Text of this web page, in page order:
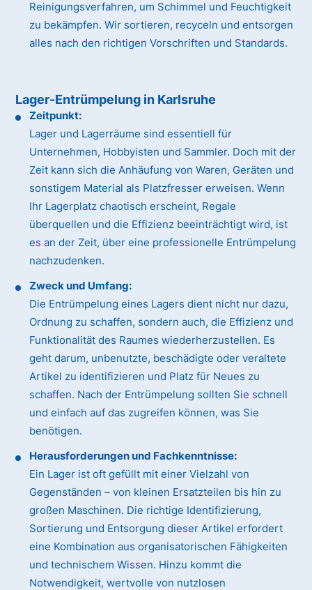
Reinigungsverfahren, um Schimmel und Feuchtigkeit
zu bekämpfen. Wir sortieren, recyceln und entsorgen
alles nach den richtigen Vorschriften und Standards.
Lager-Entrümpelung in Karlsruhe
Zeitpunkt:
Lager und Lagerräume sind essentiell für
Unternehmen, Hobbyisten und Sammler. Doch mit der
Zeit kann sich die Anhäufung von Waren, Geräten und
sonstigem Material als Platzfresser erweisen. Wenn
Ihr Lagerplatz chaotisch erscheint, Regale
überquellen und die Effizienz beeinträchtigt wird, ist
es an der Zeit, über eine professionelle Entrümpelung
nachzudenken.
Zweck und Umfang:
Die Entrümpelung eines Lagers dient nicht nur dazu,
Ordnung zu schaffen, sondern auch, die Effizienz und
Funktionalität des Raumes wiederherzustellen. Es
geht darum, unbenutzte, beschädigte oder veraltete
Artikel zu identifizieren und Platz für Neues zu
schaffen. Nach der Entrümpelung sollten Sie schnell
und einfach auf das zugreifen können, was Sie
benötigen.
Herausforderungen und Fachkenntnisse:
Ein Lager ist oft gefüllt mit einer Vielzahl von
Gegenständen – von kleinen Ersatzteilen bis hin zu
großen Maschinen. Die richtige Identifizierung,
Sortierung und Entsorgung dieser Artikel erfordert
eine Kombination aus organisatorischen Fähigkeiten
und technischem Wissen. Hinzu kommt die
Notwendigkeit, wertvolle von nutzlosen